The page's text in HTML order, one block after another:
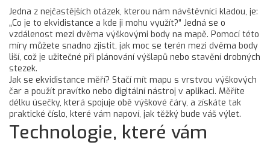
Jedna z nejčastějších otázek, kterou nám návštěvníci kladou, je:
„Co je to ekvidistance a kde ji mohu využít?“ Jedná se o
vzdálenost mezi dvěma výškovými body na mapě. Pomocí této
míry můžete snadno zjistit, jak moc se terén mezi dvěma body
liší, což je užitečné při plánování výšlapů nebo stavění drobných
stezek.
Jak se ekvidistance měří? Stačí mít mapu s vrstvou výškových
čar a použít pravítko nebo digitální nástroj v aplikaci. Měříte
délku úsečky, která spojuje obě výškové čáry, a získáte tak
praktické číslo, které vám napoví, jak těžký bude váš výlet.
Technologie, které vám